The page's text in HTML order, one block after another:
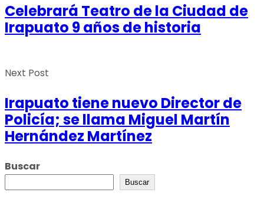
Celebrará Teatro de la Ciudad de
Irapuato 9 años de historia
Next Post
Irapuato tiene nuevo Director de
Policía; se llama Miguel Martín
Hernández Martínez
Buscar
Buscar